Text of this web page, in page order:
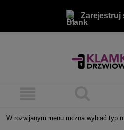
Zarejestruj
W rozwijanym menu można wybrać typ